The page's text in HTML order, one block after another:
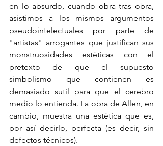
en lo absurdo, cuando obra tras obra,
asistimos a los mismos argumentos
pseudointelectuales por parte de
"artistas" arrogantes que justifican sus
monstruosidades estéticas con el
pretexto de que el supuesto
simbolismo que contienen es
demasiado sutil para que el cerebro
medio lo entienda. La obra de Allen, en
cambio, muestra una estética que es,
por así decirlo, perfecta (es decir, sin
defectos técnicos).